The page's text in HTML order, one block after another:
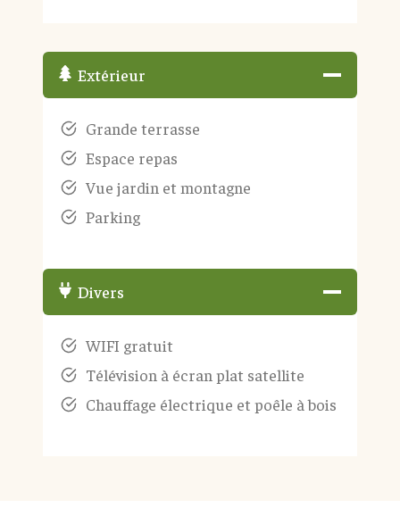
Extérieur
Grande terrasse
Espace repas
Vue jardin et montagne
Parking
Divers
WIFI gratuit
Télévision à écran plat satellite
Chauffage électrique et poêle à bois